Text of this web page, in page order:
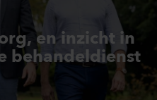
en inzicht in
behandeldienst